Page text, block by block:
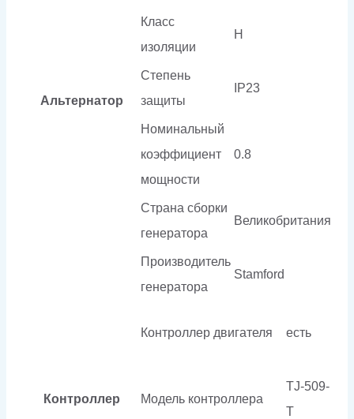
Альтернатор
Класс
изоляции
H
Степень
защиты
IP23
Номинальный
коэффициент
мощности
0.8
Страна сборки
генератора
Великобритания
Производитель
генератора
Stamford
Контроллер
Контроллер двигателя есть
Модель контроллера
TJ-509-
T